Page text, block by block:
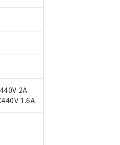
2A
1.6A
社内データに基づき作成されるも
担当のオムロン制御機器販売店・
」をご確認ください。
、I-Webメンバーズにご登録され
ます。
します。
示します。
化ジフェニルエーテル類) : 1000ppm、
す。
深刻な影響を及ぼさない年数を意
(または役務取引許可)を取得する
出されないよう必要な手段を講じ
その他武器並びにこれらの製造装
内容を当該第三者に通知します。
それがある場合は、取り引きをい
たはお客様担当のオムロン制御